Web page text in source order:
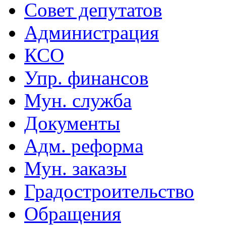
Совет депутатов
Администрация
КСО
Упр. финансов
Мун. служба
Документы
Адм. реформа
Мун. заказы
Градостроительство
Обращения